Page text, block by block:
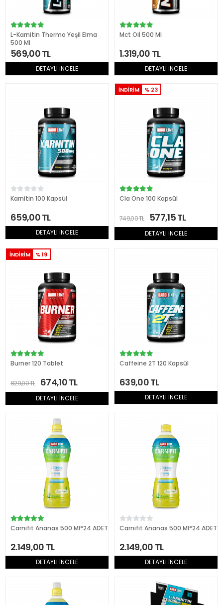
L-Karnitin Thermo Yeşil Elma
500 Ml
569,00 TL
DETAYLI İNCELE
Mct Oil 500 Ml
1.319,00 TL
DETAYLI İNCELE
Karnitin 100 Kapsül
659,00 TL
DETAYLI İNCELE
İNDİRİM % 23
Cla One 100 Kapsül
749,00 TL 577,15 TL
DETAYLI İNCELE
İNDİRİM % 19
Burner 120 Tablet
829,00 TL 674,10 TL
DETAYLI İNCELE
Caffeine 2T 120 Kapsül
639,00 TL
DETAYLI İNCELE
Carnıfıt Ananas 500 Ml*24 ADET
2.149,00 TL
DETAYLI İNCELE
Carnifit Ananas 500 Ml*24 ADET
2.149,00 TL
DETAYLI İNCELE